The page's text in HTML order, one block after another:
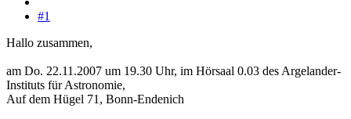
#1
Hallo zusammen,
am Do. 22.11.2007 um 19.30 Uhr, im Hörsaal 0.03 des Argelander-
Instituts für Astronomie,
Auf dem Hügel 71, Bonn-Endenich